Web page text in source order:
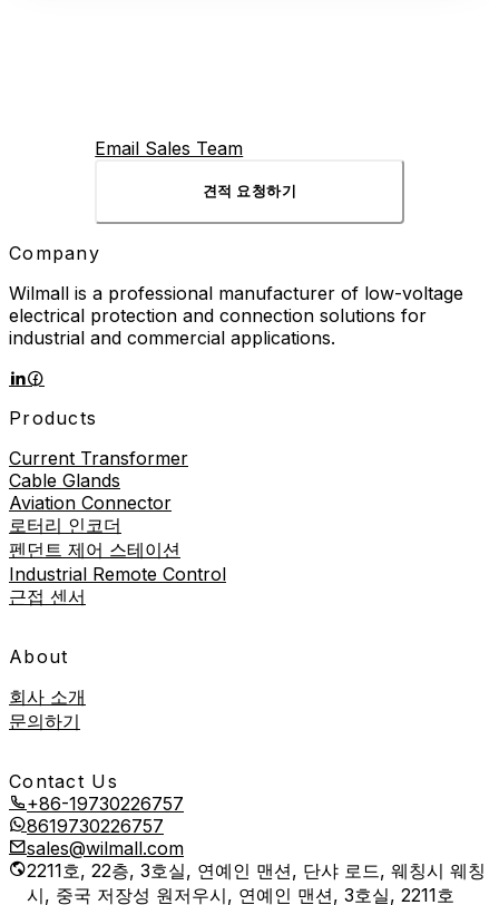
Email Sales Team
견적 요청하기
Company
Wilmall is a professional manufacturer of low-voltage
electrical protection and connection solutions for
industrial and commercial applications.
Products
Current Transformer
Cable Glands
Aviation Connector
로터리 인코더
펜던트 제어 스테이션
Industrial Remote Control
근접 센서
About
회사 소개
문의하기
Contact Us
+86-19730226757
8619730226757
sales@wilmall.com
2211호, 22층, 3호실, 연예인 맨션, 단샤 로드, 웨칭시 웨칭
시, 중국 저장성 원저우시, 연예인 맨션, 3호실, 2211호